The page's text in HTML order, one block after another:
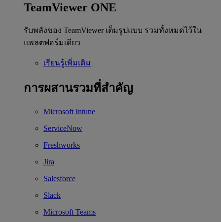
TeamViewer ONE
รับพลังของ TeamViewer เต็มรูปแบบ รวมทั้งหมดไว้ใน
แพลตฟอร์มเดียว
เรียนรู้เพิ่มเติม
การผสานรวมที่สำคัญ
Microsoft Intune
ServiceNow
Freshworks
Jira
Salesforce
Slack
Microsoft Teams